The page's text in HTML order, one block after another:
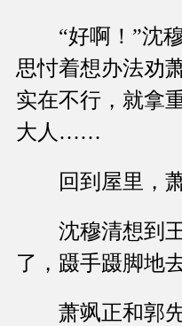
“好啊！”沈穆
思忖着想办法劝
实在不行，就拿
大人……
回到屋里，萧
沈穆清想到王
了，蹑手蹑脚地
萧飒正和郭先